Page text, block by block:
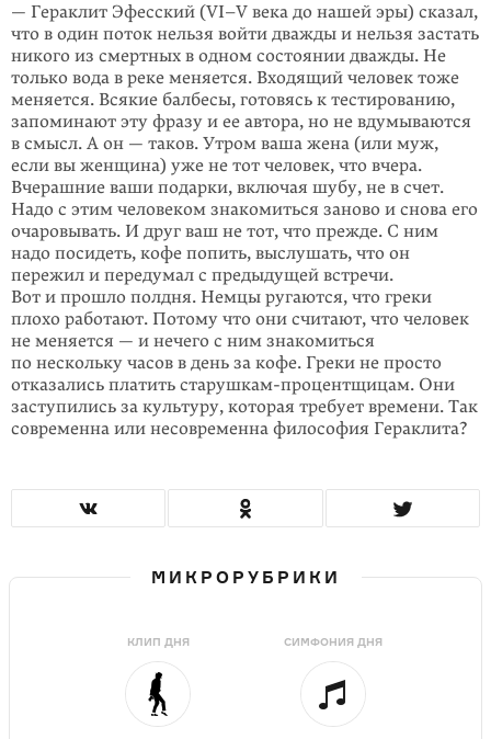
— Гераклит Эфесский (VI–V века до нашей эры) сказал,
что в один поток нельзя войти дважды и нельзя застать
никого из смертных в одном состоянии дважды. Не
только вода в реке меняется. Входящий человек тоже
меняется. Всякие балбесы, готовясь к тестированию,
запоминают эту фразу и ее автора, но не вдумываются
в смысл. А он — таков. Утром ваша жена (или муж,
если вы женщина) уже не тот человек, что вчера.
Вчерашние ваши подарки, включая шубу, не в счет.
Надо с этим человеком знакомиться заново и снова его
очаровывать. И друг ваш не тот, что прежде. С ним
надо посидеть, кофе попить, выслушать, что он
пережил и передумал с предыдущей встречи.
Вот и прошло полдня. Немцы ругаются, что греки
плохо работают. Потому что они считают, что человек
не меняется — и нечего с ним знакомиться
по нескольку часов в день за кофе. Греки не просто
отказались платить старушкам-процентщицам. Они
заступились за культуру, которая требует времени. Так
современна или несовременна философия Гераклита?
МИКРОРУБРИКИ
КЛИП ДНЯ СИМФОНИЯ ДНЯ